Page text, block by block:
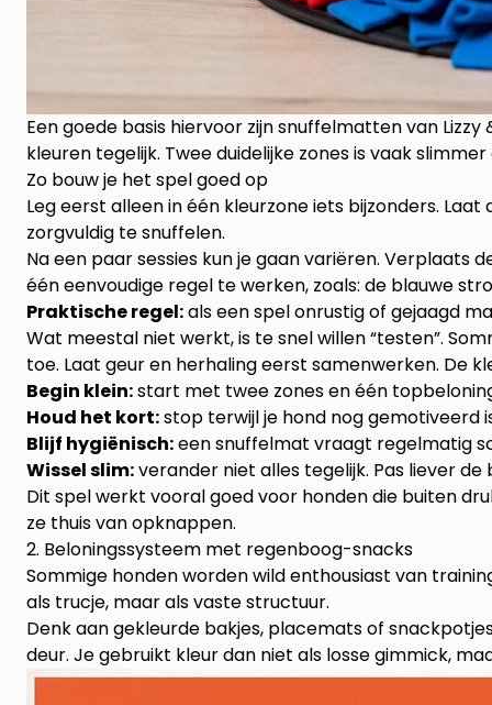
Een goede basis hiervoor zijnsnuffelmatten van Lizzy
kleuren tegelijk. Twee duidelijke zones is vaak
Zo bouw je het spel goed op
Leg eerst alleen in één kleurzone iets bijzonders.
zorgvuldig te snuffelen.
Na een paar sessies kun je gaan variëren.
één eenvoudige regel te werken, zoals: de blauwe
Praktische regel:als een spel onrustig of gejaagd
Wat meestal niet werkt, is te snel willen “testen”.
toe. Laat geur en herhaling eerst samenwerken. De
Begin klein:start met twee zones en één
Houd het kort:stop terwijl je hond nog gemotiveerd
Blijf hygiënisch:een snuffelmat vraagt regelmatig
Wissel slim:verander niet alles tegelijk. Pas liever
Dit spel werkt vooral goed voor honden die buiten
ze thuis van opknappen.
2. Beloningssysteem met regenboog-snacks
Sommige honden worden wild enthousiast van
als trucje, maar als vaste structuur.
Denk aan gekleurde bakjes, placemats of
deur. Je gebruikt kleur dan niet als losse gimmick,